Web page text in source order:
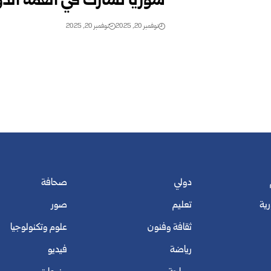
نوفمبر 20, 2025 نوفمبر 20, 2025
دولي
تعليم
ثقافة وفنون
رياضة
صحافة
صور
علوم وتكنولوجيا
فيديو